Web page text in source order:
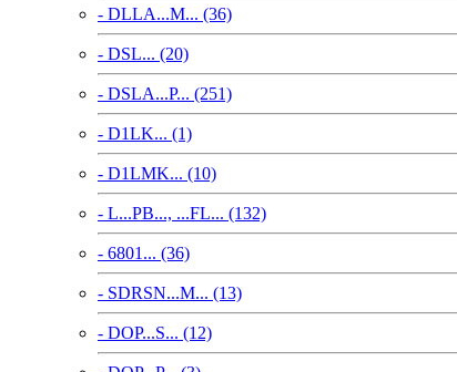
- DLLA...M... (36)
- DSL... (20)
- DSLA...P... (251)
- D1LK... (1)
- D1LMK... (10)
- L...PB..., ...FL... (132)
- 6801... (36)
- SDRSN...M... (13)
- DOP...S... (12)